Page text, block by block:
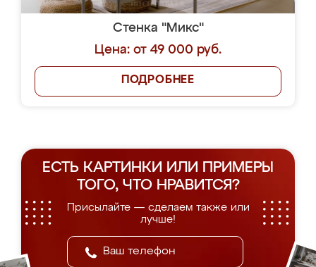
Стенка "Микс"
Цена: от 49 000 руб.
ПОДРОБНЕЕ
ЕСТЬ КАРТИНКИ ИЛИ ПРИМЕРЫ
ТОГО, ЧТО НРАВИТСЯ?
Присылайте — сделаем также или
лучше!